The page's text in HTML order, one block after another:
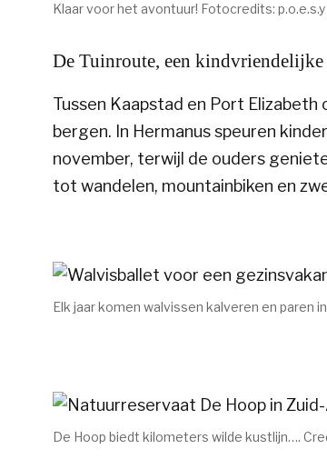
Klaar voor het avontuur! Fotocredits: p.o.e.s.y
De Tuinroute, een
Tussen Kaapstad en Port
bergen. In Hermanus speuren
november, terwijl de ouders
tot wandelen, mountainbiken en
Elk jaar komen walvissen kalveren en paren
De Hoop biedt kilometers wilde kustlijn….